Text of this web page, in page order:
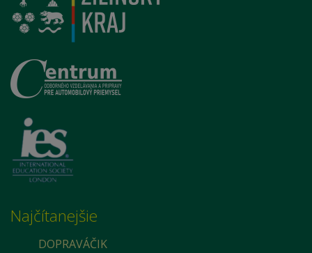
Najčítanejšie
DOPRAVÁČIK